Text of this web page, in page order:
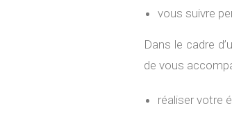
vous suivre
Dans le cadre
de vous
réaliser votre